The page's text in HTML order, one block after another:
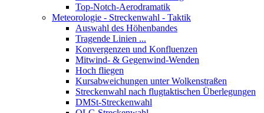
Top-Notch-Aerodramatik
Meteorologie - Streckenwahl - Taktik
Auswahl des Höhenbandes
Tragende Linien ...
Konvergenzen und Konfluenzen
Mitwind- & Gegenwind-Wenden
Hoch fliegen
Kursabweichungen unter Wolkenstraßen
Streckenwahl nach flugtaktischen Überlegungen
DMSt-Streckenwahl